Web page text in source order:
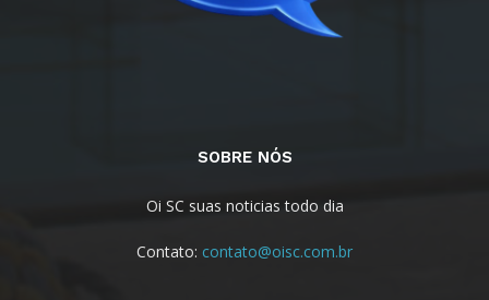
SOBRE NÓS
Oi SC suas noticias todo dia
Contato: contato@oisc.com.br